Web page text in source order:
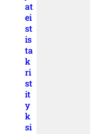
at
ei
st
is
ta
k
ri
st
it
y
k
si